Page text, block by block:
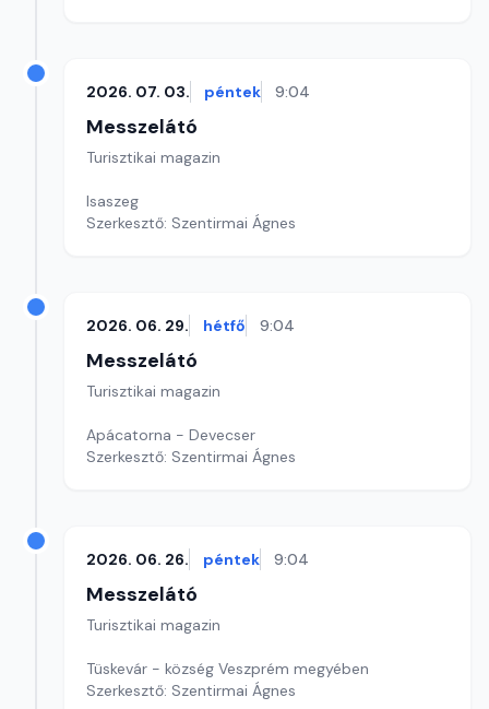
2026. 07. 03. péntek 9:04
Messzelátó
Turisztikai magazin
Isaszeg
Szerkesztő: Szentirmai Ágnes
2026. 06. 29. hétfő 9:04
Messzelátó
Turisztikai magazin
Apácatorna - Devecser
Szerkesztő: Szentirmai Ágnes
2026. 06. 26. péntek 9:04
Messzelátó
Turisztikai magazin
Tüskevár - község Veszprém megyében
Szerkesztő: Szentirmai Ágnes